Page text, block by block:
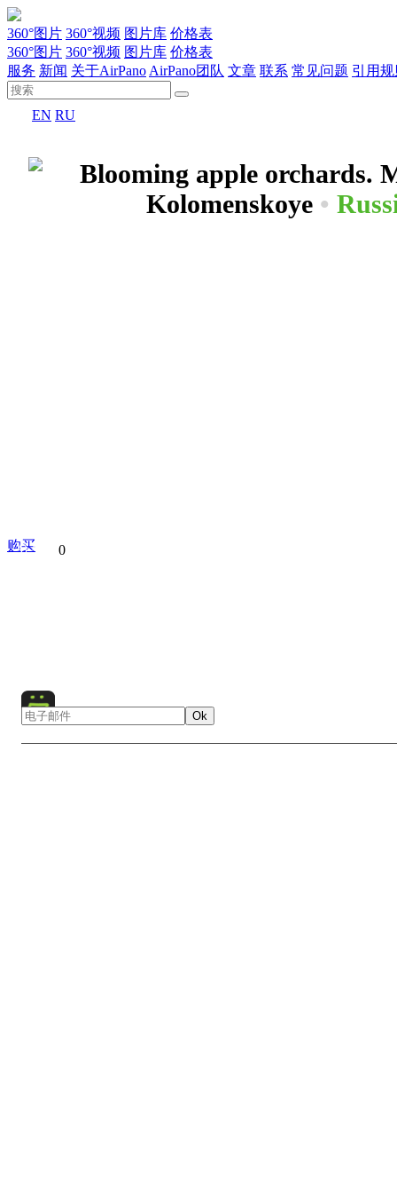
360°图片 360°视频 图片库 价格表
360°图片 360°视频 图片库 价格表
服务 新闻 关于AirPano AirPano团队 文章 联系 常见问题 引用
EN RU
Blooming apple orchards.
Kolomenskoye •
分享到 0
购买
Ok